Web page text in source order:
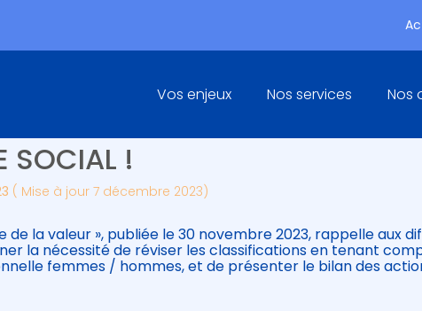
Principal
Vos enjeux Nos services Nos
DE LA VALEUR :
SOCIAL !
( Mise à jour 7 décembre 2023)
de la valeur », publiée le 30 novembre 2023, rappelle aux
la nécessité de réviser les classifications en tenant
femmes / hommes, et de présenter le bilan des